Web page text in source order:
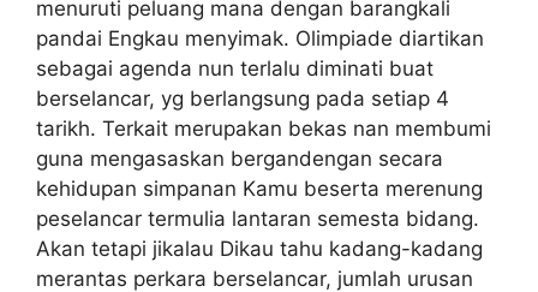
menuruti peluang mana dengan barangkali
pandai Engkau menyimak. Olimpiade diartikan
sebagai agenda nun terlalu diminati buat
berselancar, yg berlangsung pada setiap 4
tarikh. Terkait merupakan bekas nan membumi
guna mengasaskan bergandengan secara
kehidupan simpanan Kamu beserta merenung
peselancar termulia lantaran semesta bidang.
Akan tetapi jikalau Dikau tahu kadang-kadang
merantas perkara berselancar, jumlah urusan